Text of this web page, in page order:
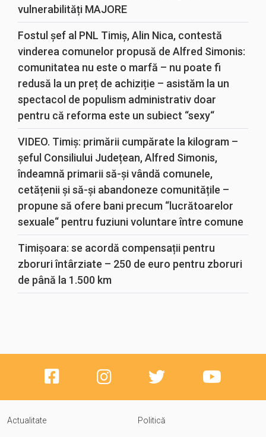
vulnerabilități MAJORE
Fostul șef al PNL Timiș, Alin Nica, contestă
vinderea comunelor propusă de Alfred Simonis:
comunitatea nu este o marfă – nu poate fi
redusă la un preț de achiziție – asistăm la un
spectacol de populism administrativ doar
pentru că reforma este un subiect “sexy“
VIDEO. Timiș: primării cumpărate la kilogram –
șeful Consiliului Județean, Alfred Simonis,
îndeamnă primarii să-și vândă comunele,
cetățenii și să-și abandoneze comunitățile –
propune să ofere bani precum “lucrătoarelor
sexuale“ pentru fuziuni voluntare între comune
Timișoara: se acordă compensații pentru
zboruri întârziate – 250 de euro pentru zboruri
de până la 1.500 km
Actualitate Politică